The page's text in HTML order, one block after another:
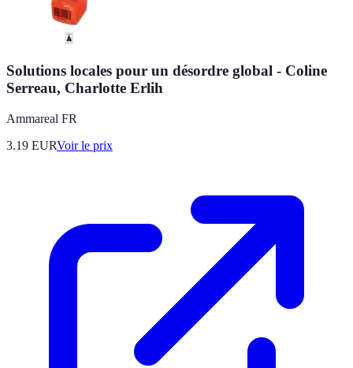
Solutions locales pour un désordre global - Coline
Serreau, Charlotte Erlih
Ammareal FR
3.19 EURVoir le prix